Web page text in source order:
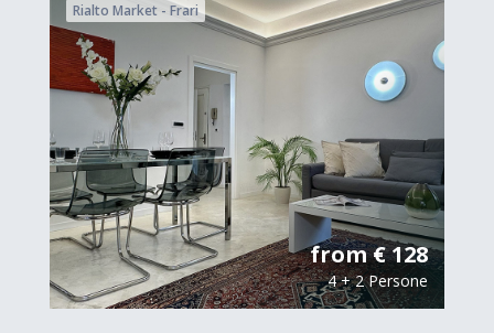
Rialto Market - Frari
from € 128
4 + 2 Persone